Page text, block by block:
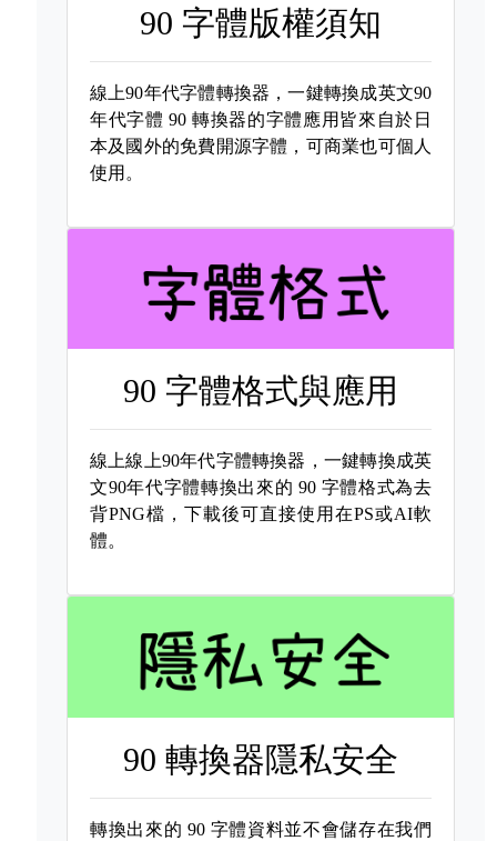
90 字體版權須知
線上90年代字體轉換器，一鍵轉換成英文90
年代字體90 轉換器的字體應用皆來自於日
本及國外的免費開源字體，可商業也可個人
使用。
90 字體格式與應用
線上線上90年代字體轉換器，一鍵轉換成英
文90年代字體轉換出來的90 字體格式為去
背PNG檔，下載後可直接使用在PS或AI軟
體。
90 轉換器隱私安全
轉換出來的90 字體資料並不會儲存在我們